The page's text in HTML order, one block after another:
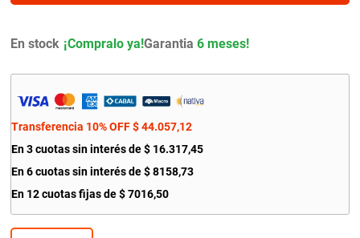
En stock Garantia 6 meses!
Transferencia 10% OFF $ 44.057,12
En 3 cuotas sin interés de $ 16.317,45
En 6 cuotas sin interés de$ 8158,73
En 12 cuotas fijas de $ 7016,50
9.
amortiguador
10
bmw